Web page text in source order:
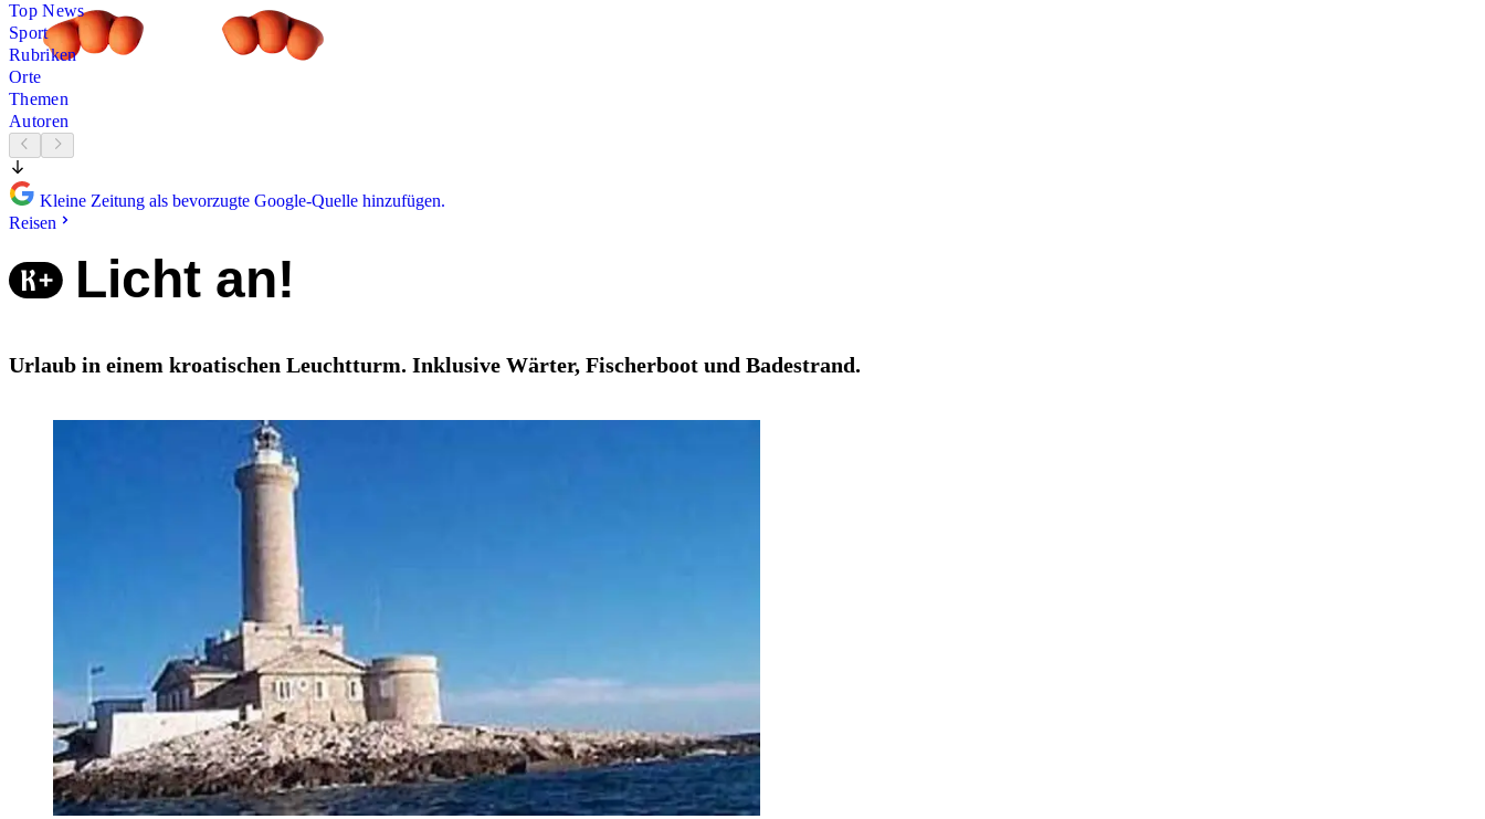
Top News
Sport
Rubriken
Orte
Themen
Autoren
Kleine Zeitung als bevorzugte Google-Quelle hinzufügen.
Reisen
Licht an!
Urlaub in einem kroatischen Leuchtturm. Inklusive Wärter, Fischerboot und Badestrand.